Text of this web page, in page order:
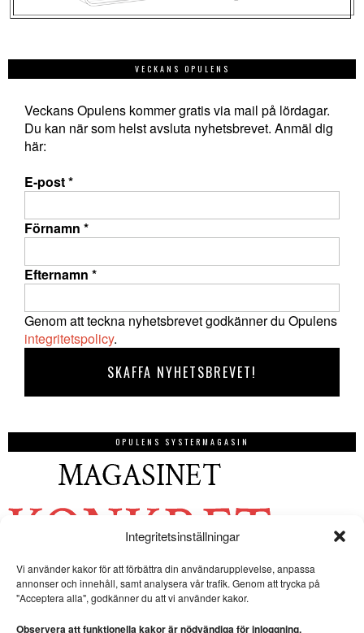
Integritetsinställningar
Vi använder kakor för att förbättra din användarupplevelse, anpassa
annonser och innehåll, samt analysera vår trafik. Genom att trycka på
"Acceptera alla", godkänner du att vi använder kakor.
Observera att funktionella kakor är nödvändiga för inloggning.
VECKANS OPULENS
Veckans Opulens kommer gratis via mail på lördagar.
Du kan när som helst avsluta nyhetsbrevet. Anmäl dig
här:
E-post*
Förnamn *
Efternamn *
Genom att teckna nyhetsbrevet godkänner du Opulens
integritetspolicy.
OPULENS SYSTERMAGASIN